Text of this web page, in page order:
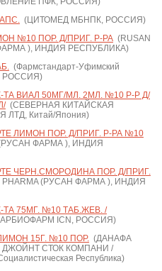
(ЦИТОМЕД МБНПК, РОССИЯ)
№10 ПОР. Д/ПРИГ. Р-РА(RUSAN
), ИНДИЯ РЕСПУБЛИКА)
(Фармстандарт-Уфимский
РОССИЯ)
ВИАЛ 50МГ/МЛ. 2МЛ. №10 Р-Р Д/
(СЕВЕРНАЯ КИТАЙСКАЯ
Китай/Япония)
ЛИМОН ПОР. Д/ПРИГ. Р-РА №10
(РУСАН ФАРМА ), ИНДИЯ
ЧЕРН.СМОРОДИНА ПОР. Д/ПРИГ.
PHARMA (РУСАН ФАРМА ), ИНДИЯ
75МГ. №10 ТАБ.ЖЕВ. /
ICN, РОССИЯ)
15Г. №10 ПОР.(ДАНАФА
СТОК КОМПАНИ /
Республика)